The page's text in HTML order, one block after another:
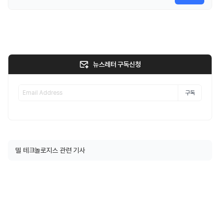
뉴스레터 구독신청
구독
델 테크놀로지스 관련 기사